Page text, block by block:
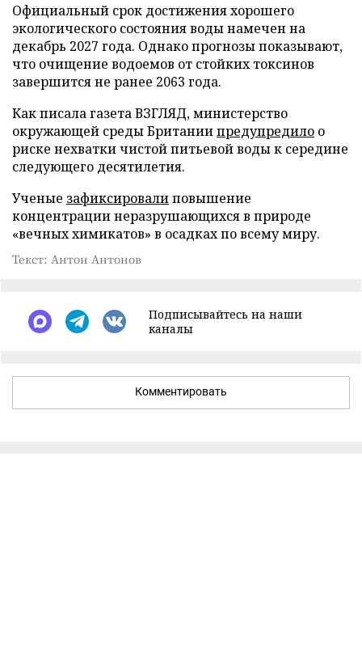
Официальный срок достижения хорошего
экологического состояния воды намечен на
декабрь 2027 года. Однако прогнозы показывают,
что очищение водоемов от стойких токсинов
завершится не ранее 2063 года.
Как писала газета ВЗГЛЯД, министерство
окружающей среды Британиипредупредило о
риске нехватки чистой питьевой воды к середине
следующего десятилетия.
Ученые зафиксировалиповышение
концентрации неразрушающихся в природе
«вечных химикатов» в осадках по всему миру.
Текст: Антон Антонов
Подписывайтесь на наши
каналы
Комментировать